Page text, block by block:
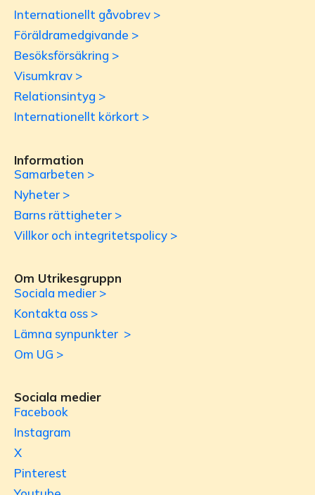
Internationellt gåvobrev >
Föräldramedgivande >
Besöksförsäkring >
Visumkrav >
Relationsintyg >
Internationellt körkort >
Information
Samarbeten >
Nyheter >
Barns rättigheter >
Villkor och integritetspolicy >
Om Utrikesgruppn
Sociala medier >
Kontakta oss >
Lämna synpunkter >
Om UG >
Sociala medier
Facebook
Instagram
X
Pinterest